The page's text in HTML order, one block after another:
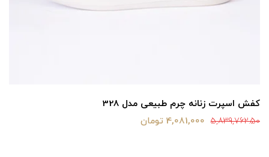
کفش اسپرت زنانه چرم طبیعی مدل 328
5,839,762.50 4,081,000 تومان